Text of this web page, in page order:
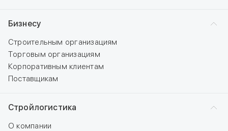
Бизнесу
Строительным организациям
Торговым организациям
Корпоративным клиентам
Поставщикам
Стройлогистика
О компании